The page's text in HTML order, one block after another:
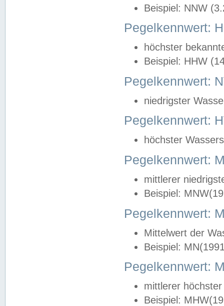
Beispiel: NNW
Pegelkennwert:
höchster
Beispiel: HHW
Pegelkennwert:
niedrigster
Pegelkennwert:
höchster
Pegelkennwert:
mittlerer
Beispiel:
Pegelkennwert:
Mittelwert der
Beispiel:
Pegelkennwert:
mittlerer
Beispiel: